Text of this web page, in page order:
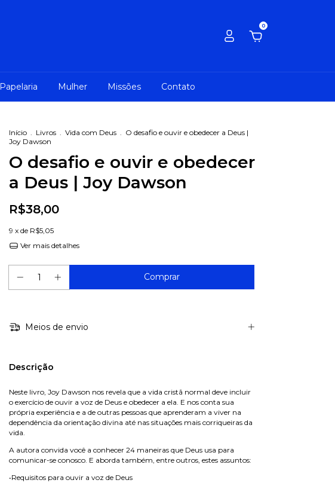
0
Papelaria Mulher Missões Contato
Início . Livros . Vida com Deus . O desafio e ouvir e obedecer a Deus |
Joy Dawson
O desafio e ouvir e obedecer
a Deus | Joy Dawson
R$38,00
9 x de R$5,05
Ver mais detalhes
Meios de envio
Descrição
Neste livro, Joy Dawson nos revela que a vida cristã normal deve incluir
o exercício de ouvir a voz de Deus e obedecer a ela. E nos conta sua
própria experiência e a de outras pessoas que aprenderam a viver na
dependência da orientação divina até nas situações mais corriqueiras da
vida.
A autora convida você a conhecer 24 maneiras que Deus usa para
comunicar-se conosco. E aborda também, entre outros, estes assuntos:
•Requisitos para ouvir a voz de Deus